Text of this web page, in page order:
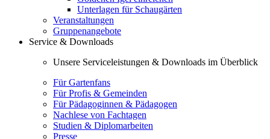
Unterlagen für Schaugärten
Veranstaltungen
Gruppenangebote
Service & Downloads
Unsere Serviceleistungen & Downloads im Überblick
Für Gartenfans
Für Profis & Gemeinden
Für Pädagoginnen & Pädagogen
Nachlese von Fachtagen
Studien & Diplomarbeiten
Presse